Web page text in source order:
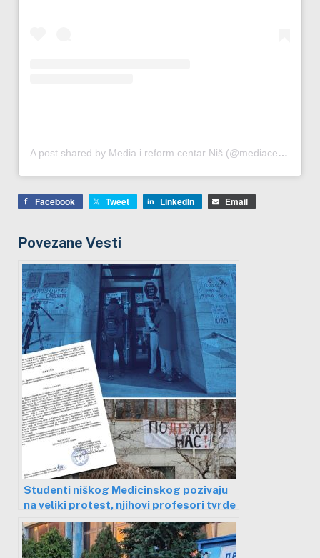
A post shared by Media i reform centar Niš (@mediacentar_nis)
Facebook Tweet LinkedIn Email
Povezane Vesti
Studenti niškog Medicinskog pozivaju
na veliki protest, njihovi profesori tvrde
da se onlajn nastava uvodi
protivzakonito